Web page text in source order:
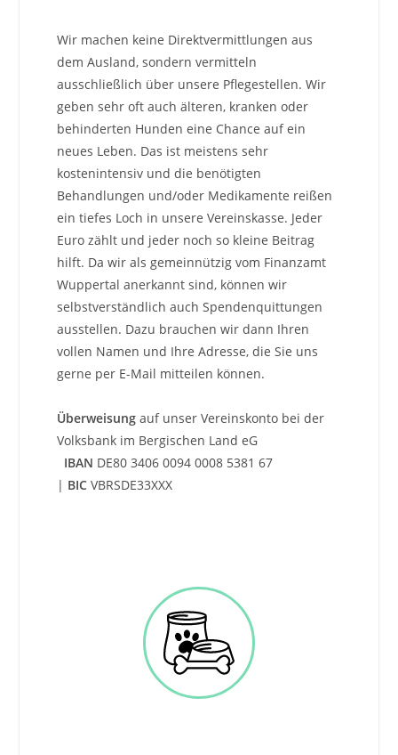
Wir machen keine Direktvermittlungen aus
dem Ausland, sondern vermitteln
ausschließlich über unsere Pflegestellen. Wir
geben sehr oft auch älteren, kranken oder
behinderten Hunden eine Chance auf ein
neues Leben. Das ist meistens sehr
kostenintensiv und die benötigten
Behandlungen und/oder Medikamente reißen
ein tiefes Loch in unsere Vereinskasse. Jeder
Euro zählt und jeder noch so kleine Beitrag
hilft. Da wir als gemeinnützig vom Finanzamt
Wuppertal anerkannt sind, können wir
selbstverständlich auch Spendenquittungen
ausstellen. Dazu brauchen wir dann Ihren
vollen Namen und Ihre Adresse, die Sie uns
gerne per E-Mail mitteilen können.
Überweisungauf unser Vereinskonto bei der
Volksbank im Bergischen Land eG
IBAN DE80 3406 0094 0008 5381 67
| BICVBRSDE33XXX